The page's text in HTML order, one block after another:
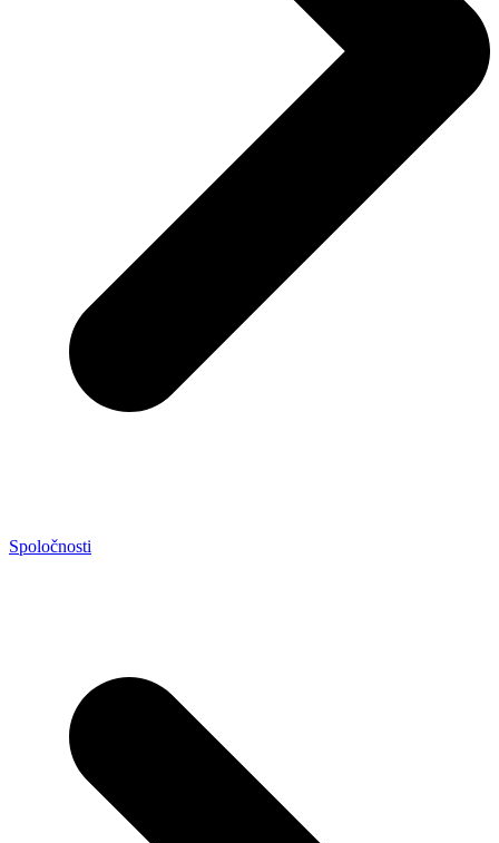
Spoločnosti